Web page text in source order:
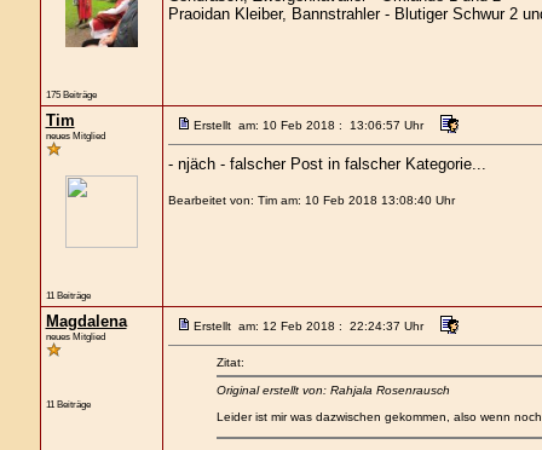
175 Beiträge
Praoidan Kleiber, Bannstrahler - Blutiger Schwur 2
Tim
neues Mitglied
11 Beiträge
Erstellt am: 10 Feb 2018 : 13:06:57 Uhr
- njäch - falscher Post in falscher Kategorie...
Bearbeitet von: Tim am: 10 Feb 2018 13:08:40 Uhr
Magdalena
neues Mitglied
11 Beiträge
Erstellt am: 12 Feb 2018 : 22:24:37 Uhr
Zitat:
Original erstellt von: Rahjala Rosenrausch
Leider ist mir was dazwischen gekommen, also wenn